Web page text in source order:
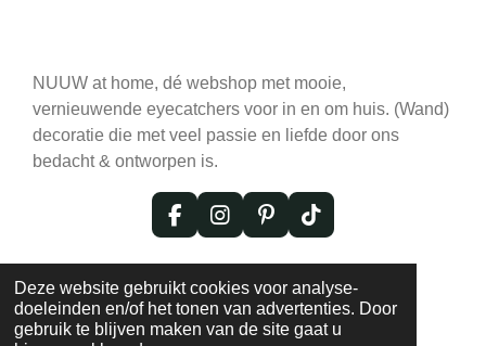
Deze website gebruikt cookies voor analyse-
doeleinden en/of het tonen van advertenties. Door
gebruik te blijven maken van de site gaat u
NUUW at home, dé webshop met mooie,
vernieuwende eyecatchers voor in en om huis. (Wand)
decoratie die met veel passie en liefde door ons
bedacht & ontworpen is.
F
c
e
b
o
I
s
t
a
g
P
n
t
e
r
T
k
T
o
k
© 2020 - 2026 NUUW at Home: Exclusieve
Eyecatchers voor Jouw Interieur